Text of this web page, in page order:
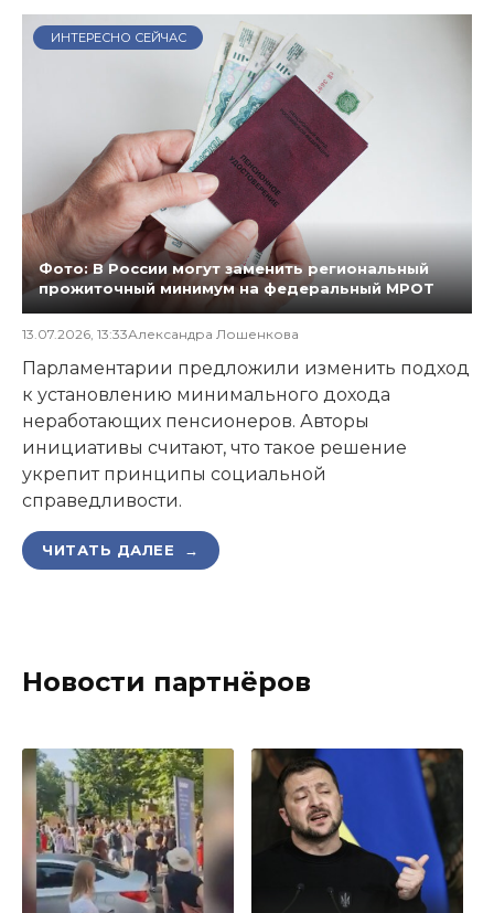
ИНТЕРЕСНО СЕЙЧАС
Фото: В России могут заменить региональный
прожиточный минимум на федеральный МРОТ
13.07.2026, 13:33Александра Лошенкова
Парламентарии предложили изменить подход
к установлению минимального дохода
неработающих пенсионеров. Авторы
инициативы считают, что такое решение
укрепит принципы социальной
справедливости.
ЧИТАТЬ ДАЛЕЕ →
Новости партнёров